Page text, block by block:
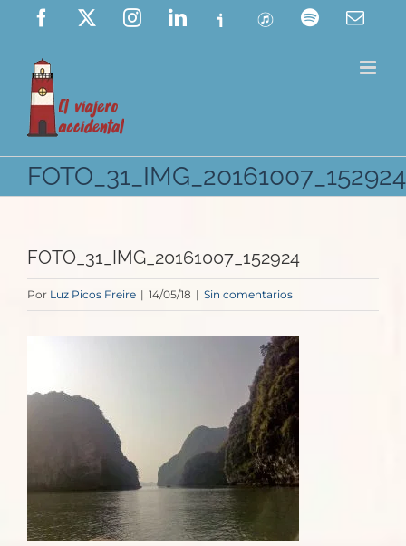
Saltar
contenido
Facebook InstagramLinkedIn
Ivoox ITunes Spotify
FOTO_31_IMG_20161007_152924
FOTO_31_IMG_20161007_152924
Por Luz Picos Freire | 14/05/18 | Sin comentarios